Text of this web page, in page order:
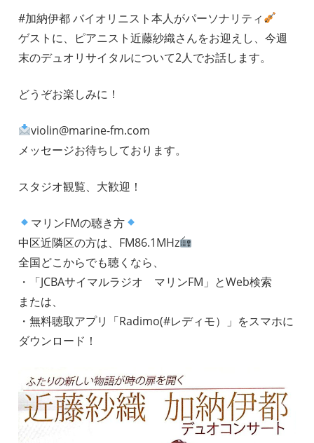
局
86.1MHz
#加納伊都 バイオリニスト本人がパーソナリティ
ゲストに、ピアニスト近藤紗織さんをお迎えし、今週
末のデュオリサイタルについて2人でお話します。
どうぞお楽しみに！
violin@marine-fm.com
メッセージお待ちしております。
スタジオ観覧、大歓迎！
マリンFMの聴き方
中区近隣区の方は、FM86.1MHz
全国どこからでも聴くなら、
・「JCBAサイマルラジオ マリンFM」とWeb検索
または、
・無料聴取アプリ「Radimo(#レディモ）」をスマホに
ダウンロード！